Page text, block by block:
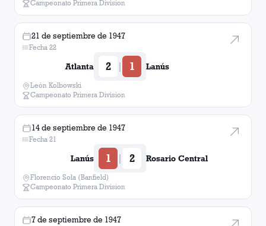
Campeonato Primera Division
21 de septiembre de 1947
Fecha 22
Atlanta 2 | 1 Lanús
León Kolbowski
Campeonato Primera Division
14 de septiembre de 1947
Fecha 21
Lanús 1 | 2 Rosario Central
Florencio Sola (Banfield)
Campeonato Primera Division
7 de septiembre de 1947